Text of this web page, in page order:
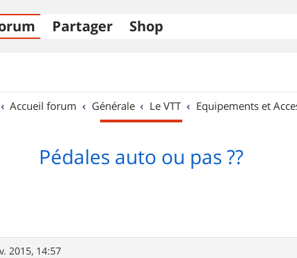
Partager Shop
Accueil forum Générale Le VTT Equipements et
Pédales auto ou pas ??
2015, 14:57